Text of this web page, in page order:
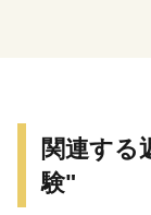
び廃屋の撤去
2008(平成20)年
関連する
験"